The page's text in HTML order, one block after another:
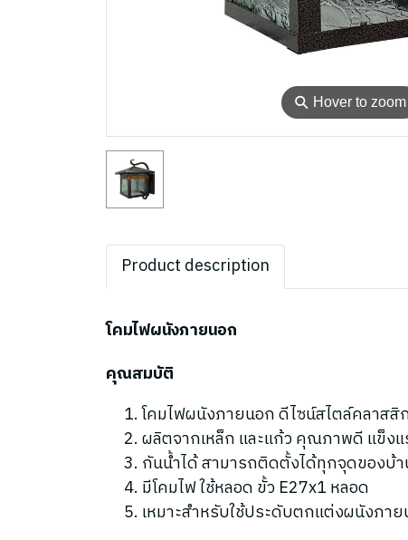
⚲ Hover to zoom
Product description
โคมไฟผนังภายนอก
คุณสมบัติ
โคมไฟผนังภายนอก ดีไซน์สไตล์คลาสสิ
ผลิตจากเหล็ก และแก้ว คุณภาพดี แข็ง
กันน้ำได้ สามารถติดตั้งได้ทุกจุดของบ้
มีโคมไฟ ใช้หลอด ขั้ว E27x1 หลอด
เหมาะสำหรับใช้ประดับตกแต่งผนังภา